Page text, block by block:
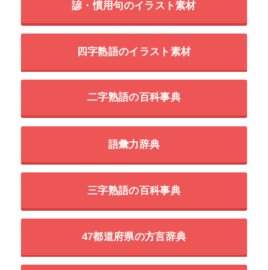
諺・慣用句のイラスト素材
四字熟語のイラスト素材
二字熟語の百科事典
語彙力辞典
三字熟語の百科事典
47都道府県の方言辞典